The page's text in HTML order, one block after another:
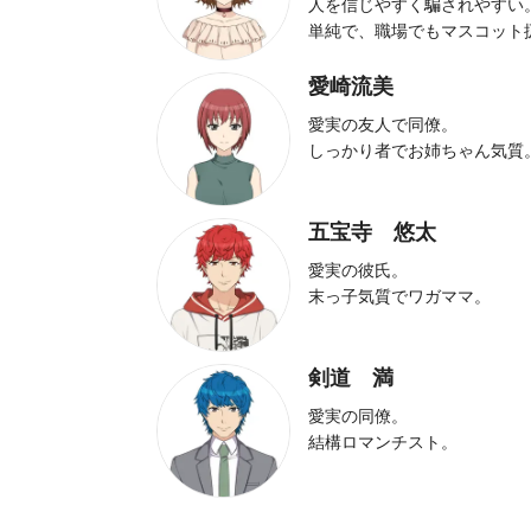
人を信じやすく騙されやすい。
単純で、職場でもマスコット
愛崎流美
愛実の友人で同僚。
しっかり者でお姉ちゃん気質。
五宝寺 悠太
愛実の彼氏。
末っ子気質でワガママ。
剣道 満
愛実の同僚。
結構ロマンチスト。